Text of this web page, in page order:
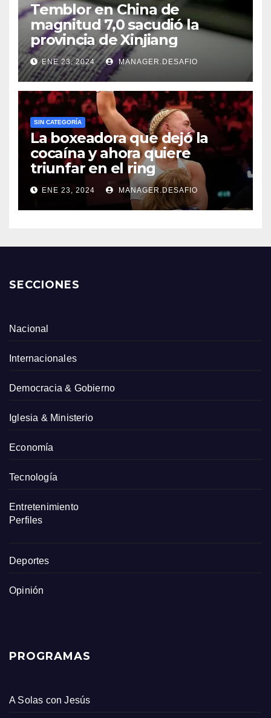
Temblor en China de
magnitud 7,0 sacudió la
provincia de Xinjiang
ENE 23, 2024 MANAGER.DESAFIO
SIN CATEGORÍA
La boxeadora que dejó la
cocaína y ahora quiere
triunfar en el ring​
ENE 23, 2024 MANAGER.DESAFIO
SECCIONES
Nacional
Internacionales
Democracia & Gobierno
Iglesia & Ministerio
Economía
Tecnología
Entretenimiento
Perfiles
Deportes
Opinión
PROGRAMAS
A Solas con Jesús